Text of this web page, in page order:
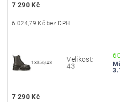
7 290 Kč
6 024,79 Kč bez DPH
18356/43
Velikost:
43
7 290 Kč